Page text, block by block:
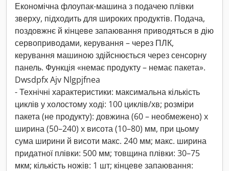
Економічна флоупак-машина з подачею плівки
зверху, підходить для широких продуктів. Подача,
поздовжнє й кінцеве запаювання приводяться в дію
сервоприводами, керування – через ПЛК,
керування машиною здійснюється через сенсорну
панель. Функція «немає продукту – немає пакета».
Dwsdpfx Ajv Nlgpjfnea
- Технічні характеристики: максимальна кількість
циклів у холостому ході: 100 циклів/хв; розміри
пакета (не продукту): довжина (60 – необмежено) x
ширина (50–240) x висота (10–80) мм, при цьому
сума ширини й висоти макс. 240 мм; макс. ширина
придатної плівки: 500 мм; товщина плівки: 30–75
мкм; кількість ножів: 1 шт; кінцеве запаювання: